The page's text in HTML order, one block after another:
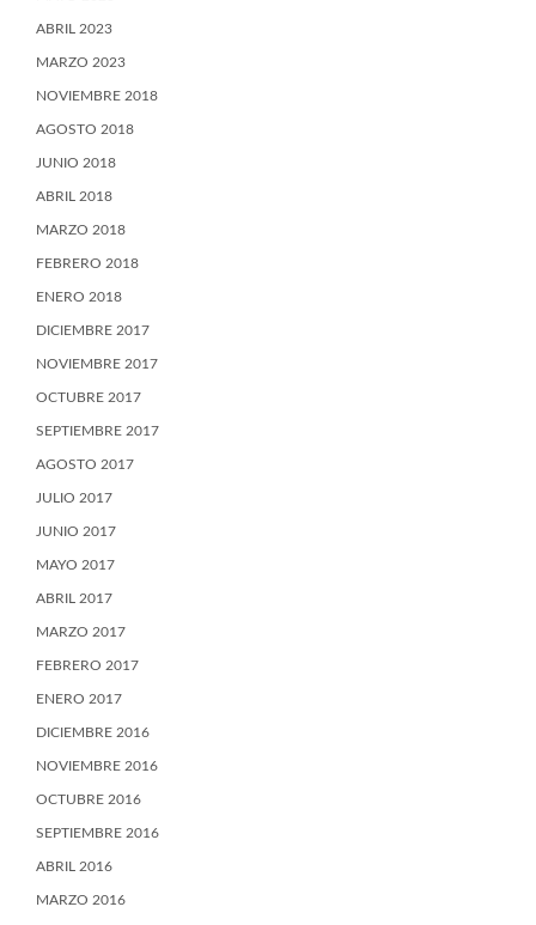
ABRIL 2023
MARZO 2023
NOVIEMBRE 2018
AGOSTO 2018
JUNIO 2018
ABRIL 2018
MARZO 2018
FEBRERO 2018
ENERO 2018
DICIEMBRE 2017
NOVIEMBRE 2017
OCTUBRE 2017
SEPTIEMBRE 2017
AGOSTO 2017
JULIO 2017
JUNIO 2017
MAYO 2017
ABRIL 2017
MARZO 2017
FEBRERO 2017
ENERO 2017
DICIEMBRE 2016
NOVIEMBRE 2016
OCTUBRE 2016
SEPTIEMBRE 2016
ABRIL 2016
MARZO 2016